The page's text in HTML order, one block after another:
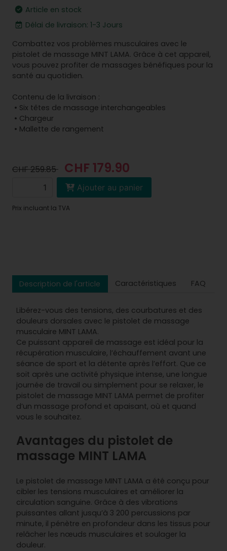
Article en stock
Délai de livraison: 1-3 Jours
Combattez vos problèmes musculaires avec le
pistolet de massage MINT LAMA. Grâce à cet appareil,
vous pouvez profiter de massages bénéfiques pour la
santé au quotidien.
Contenu de la livraison :
• Six têtes de massage interchangeables
• Chargeur
• Mallette de rangement
CHF 259.85 CHF 179.90
Ajouter au panier
Prix incluant la TVA
Description de l'article Caractéristiques FAQ
Libérez-vous des tensions, des courbatures et des
douleurs dorsales avec le pistolet de massage
musculaire MINT LAMA.
Ce puissant appareil de massage est idéal pour la
récupération musculaire, l’échauffement avant une
séance de sport et la détente après l’effort. Que ce
soit après une activité physique intense, une longue
journée de travail ou simplement pour se relaxer, le
pistolet de massage MINT LAMA permet de profiter
d’un massage profond et apaisant, où et quand
vous le souhaitez.
Avantages du pistolet de
massage MINT LAMA
Le pistolet de massage MINT LAMA a été conçu pour
cibler les tensions musculaires et améliorer la
circulation sanguine. Grâce à des vibrations
puissantes allant jusqu’à 3 200 percussions par
minute, il pénètre en profondeur dans les tissus pour
relâcher les nœuds musculaires et soulager la
douleur.